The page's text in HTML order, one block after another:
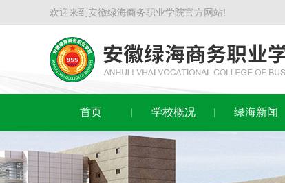
欢迎来到安徽绿海商务职业学院官方网站!
首页 学校概况 绿海新闻